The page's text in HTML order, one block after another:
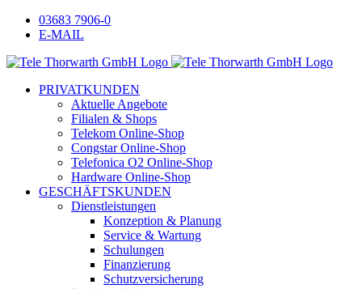
Zum
Inhalt
Facebook
Instagram
LinkedIn
Xing
03683 7906-0
E-MAIL
PRIVATKUNDEN
Aktuelle Angebote
Filialen & Shops
Telekom Online-Shop
Congstar Online-Shop
Telefonica O2 Online-Shop
Hardware Online-Shop
GESCHÄFTSKUNDEN
Dienstleistungen
Konzeption & Planung
Service & Wartung
Schulungen
Finanzierung
Schutzversicherung